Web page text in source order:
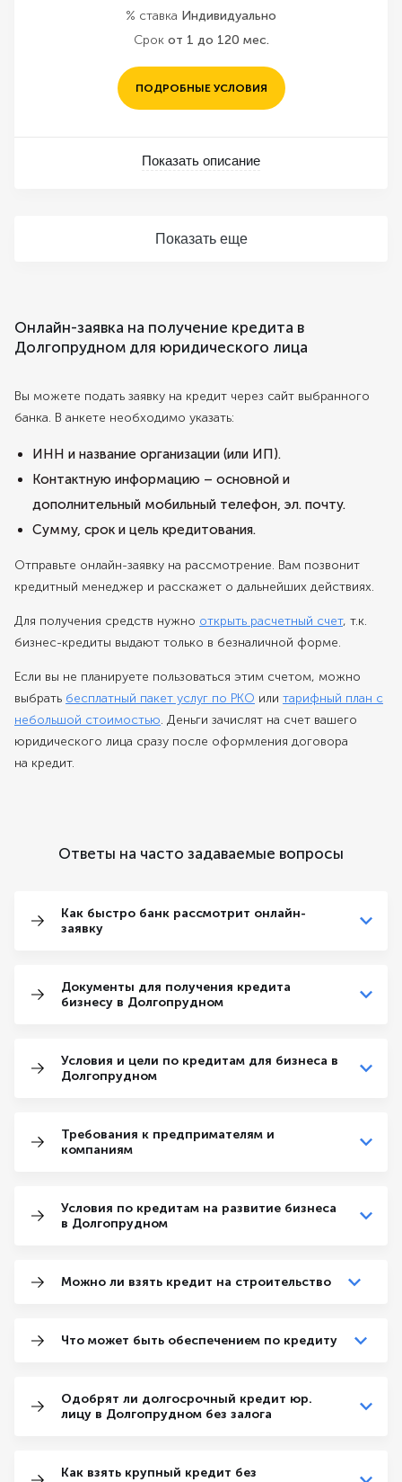
% ставка Индивидуально
Срок от 1 до 120 мес.
ПОДРОБНЫЕ УСЛОВИЯ
Показать описание
Показать еще
Онлайн-заявка на получение кредита в
Долгопрудном для юридического лица
Вы можете подать заявку на кредит через сайт выбранного
банка. В анкете необходимо указать:
ИНН и название организации (или ИП).
Контактную информацию – основной и
дополнительный мобильный телефон, эл. почту.
Сумму, срок и цель кредитования.
Отправьте онлайн-заявку на рассмотрение. Вам позвонит
кредитный менеджер и расскажет о дальнейших действиях.
Для получения средств нужно открыть расчетный счет, т.к.
бизнес-кредиты выдают только в безналичной форме.
Если вы не планируете пользоваться этим счетом, можно
выбрать бесплатный пакет услуг по РКО или тарифный план с
небольшой стоимостью. Деньги зачислят на счет вашего
юридического лица сразу после оформления договора
на кредит.
Ответы на часто задаваемые вопросы
Как быстро банк рассмотрит онлайн-
заявку
Документы для получения кредита
бизнесу в Долгопрудном
Условия и цели по кредитам для бизнеса в
Долгопрудном
Требования к предпримателям и
компаниям
Условия по кредитам на развитие бизнеса
в Долгопрудном
Можно ли взять кредит на строительство
Что может быть обеспечением по кредиту
Одобрят ли долгосрочный кредит юр.
лицу в Долгопрудном без залога
Как взять крупный кредит без